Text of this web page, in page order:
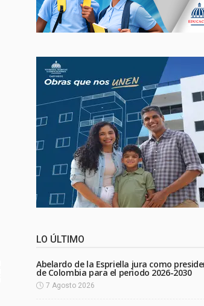
LO ÚLTIMO
Abelardo de la Espriella jura como
de Colombia para el periodo 2026-2030
7 Agosto 2026